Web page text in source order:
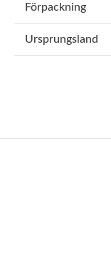
Förpackning
Ursprungsland